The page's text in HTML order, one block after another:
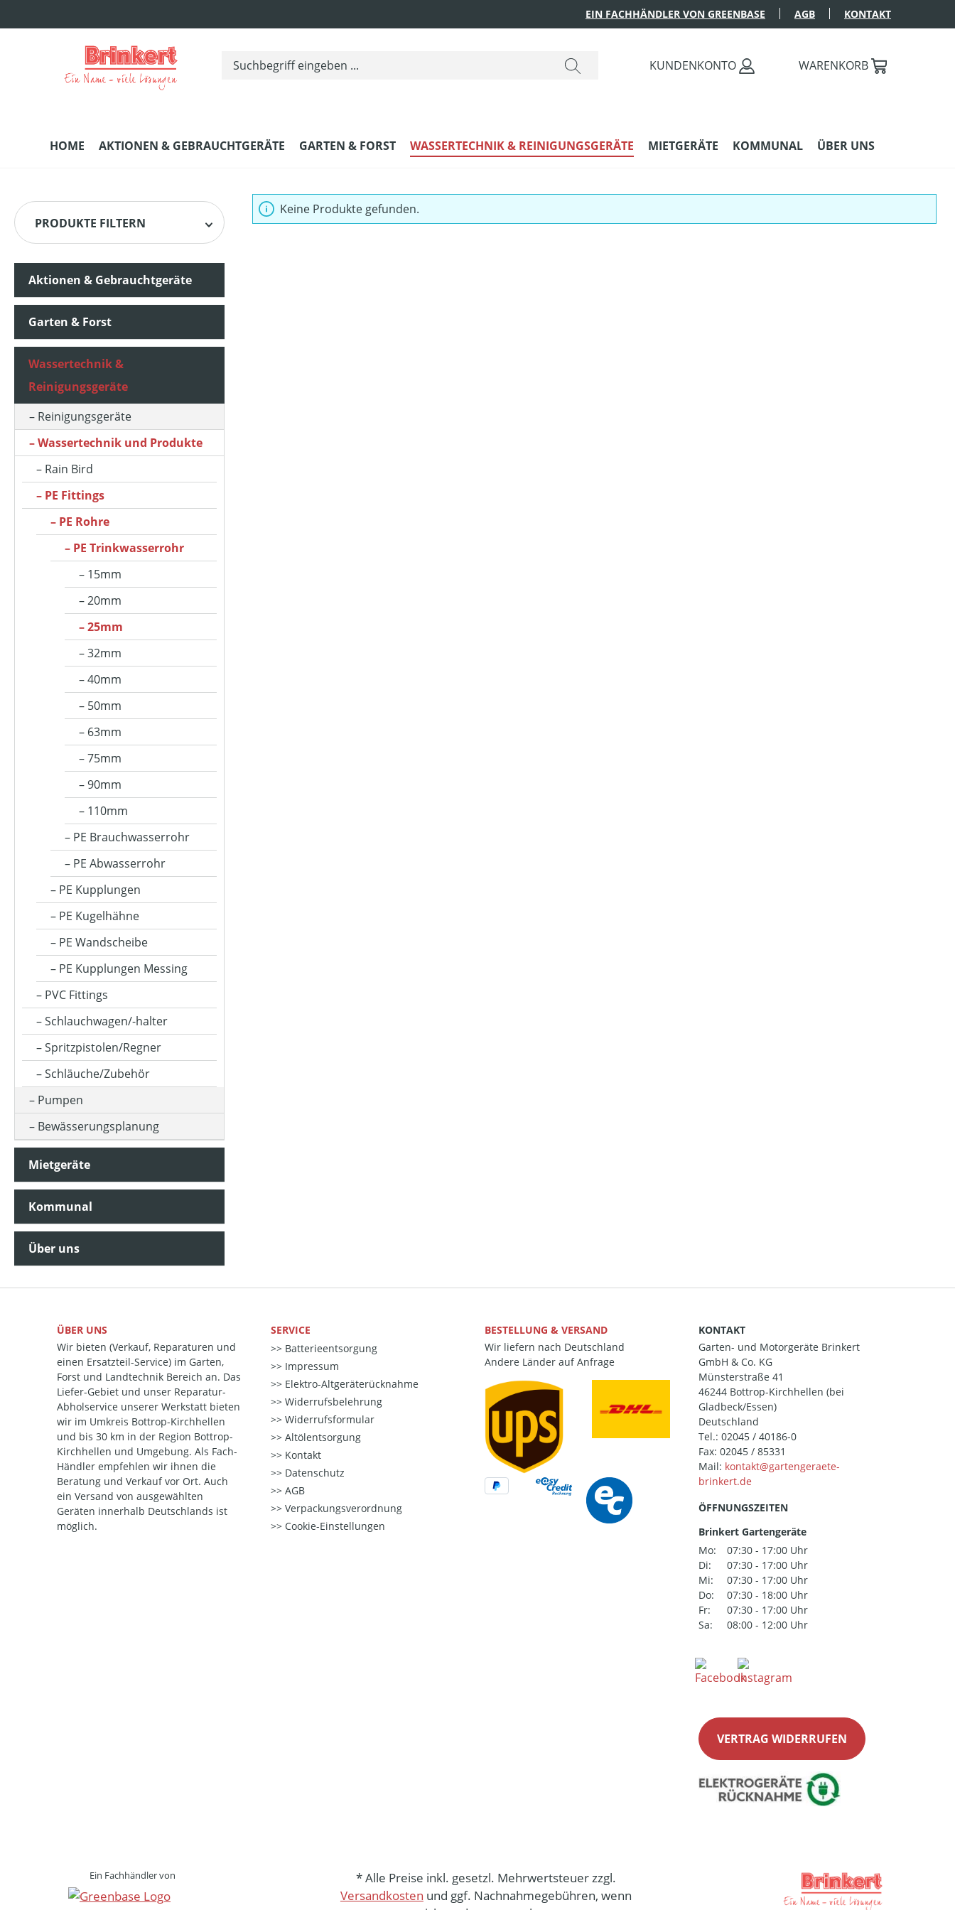
EIN FACHHÄNDLER VON GREENBASE AGB KONTAKT
KUNDENKONTO WARENKORB
HOME AKTIONEN & GEBRAUCHTGERÄTE GARTEN & FORST WASSERTECHNIK & REINIGUNGSGERÄTE MIETGERÄTE KOMMUNAL ÜBER UNS
PRODUKTE FILTERN
Aktionen & Gebrauchtgeräte
Garten & Forst
Wassertechnik &
Reinigungsgeräte
Reinigungsgeräte
Wassertechnik und Produkte
Rain Bird
PE Fittings
PE Rohre
PE Trinkwasserrohr
15mm
20mm
25mm
32mm
40mm
50mm
63mm
75mm
90mm
110mm
PE Brauchwasserrohr
PE Abwasserrohr
PE Kupplungen
PE Kugelhähne
PE Wandscheibe
PE Kupplungen Messing
PVC Fittings
Schlauchwagen/-halter
Spritzpistolen/Regner
Schläuche/Zubehör
Pumpen
Bewässerungsplanung
Mietgeräte
Kommunal
Über uns
Keine Produkte gefunden.
ÜBER UNS
Wir bieten (Verkauf, Reparaturen und
einen Ersatzteil-Service) im Garten,
Forst und Landtechnik Bereich an. Das
Liefer-Gebiet und unser Reparatur-
Abholservice unserer Werkstatt bieten
wir im Umkreis Bottrop-Kirchhellen
und bis 30 km in der Region Bottrop-
Kirchhellen und Umgebung. Als Fach-
Händler empfehlen wir ihnen die
Beratung und Verkauf vor Ort. Auch
ein Versand von ausgewählten
Geräten innerhalb Deutschlands ist
möglich.
SERVICE
Batterieentsorgung
Impressum
Elektro-Altgeräterücknahme
Widerrufsbelehrung
Widerrufsformular
Altölentsorgung
Kontakt
Datenschutz
AGB
Verpackungsverordnung
Cookie-Einstellungen
BESTELLUNG & VERSAND
Wir liefern nach Deutschland
Andere Länder auf Anfrage
KONTAKT
Garten- und Motorgeräte Brinkert
GmbH & Co. KG
Münsterstraße 41
46244 Bottrop-Kirchhellen (bei
Gladbeck/Essen)
Deutschland
Tel.: 02045 / 40186-0
Fax: 02045 / 85331
Mail:
ÖFFNUNGSZEITEN
Brinkert Gartengeräte
Mo:
07:30 - 17:00 Uhr
Di:
07:30 - 17:00 Uhr
Mi:
07:30 - 17:00 Uhr
Do:
07:30 - 18:00 Uhr
Fr:
07:30 - 17:00 Uhr
Sa:
08:00 - 12:00 Uhr
VERTRAG WIDERRUFEN
Ein Fachhändler von
* Alle Preise inkl. gesetzl. Mehrwertsteuer zzgl.
Versandkosten und ggf. Nachnahmegebühren, wenn